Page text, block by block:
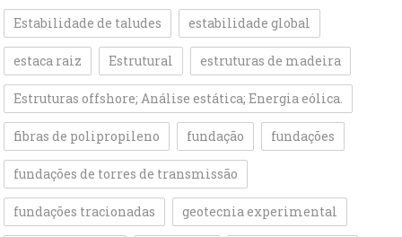
Estabilidade de taludes estabilidade global
estaca raiz Estrutural estruturas de madeira
Estruturas offshore; Análise estática; Energia eólica.
fibras de polipropileno fundação fundações
fundações de torres de transmissão
fundações tracionadas geotecnia experimental